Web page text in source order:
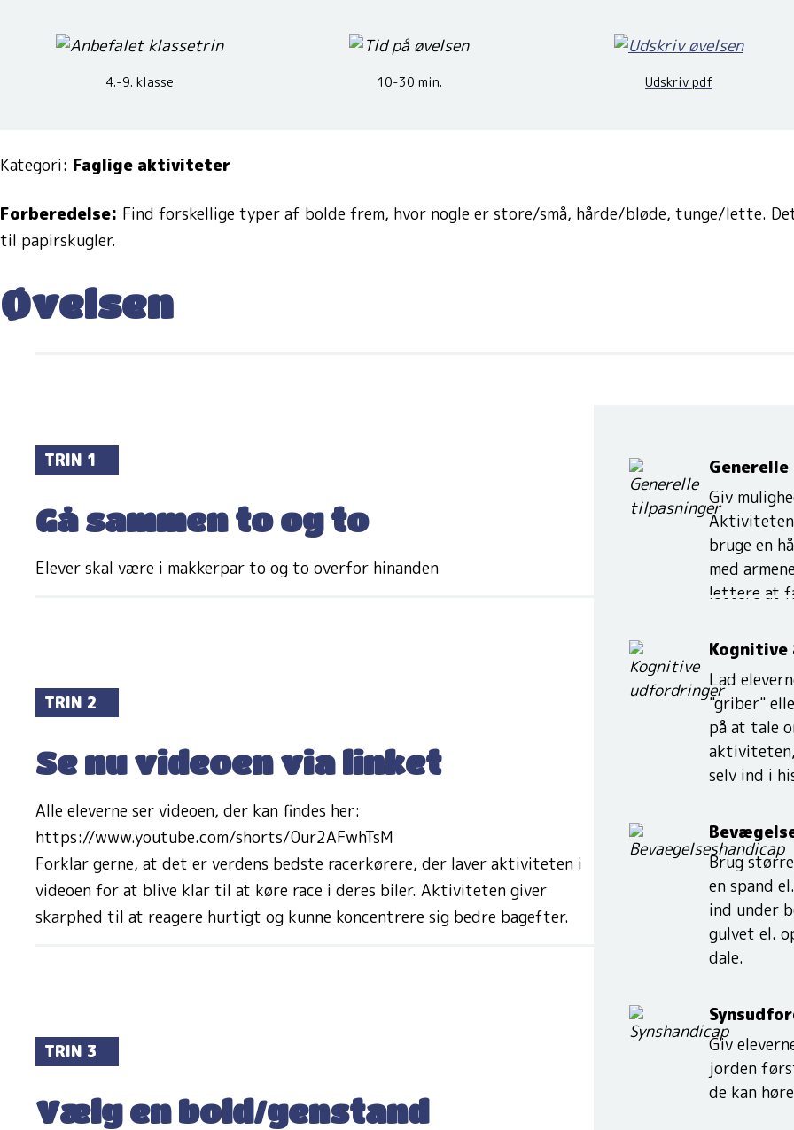
4.-9. klasse 10-30 min. Udskriv pdf
Kategori: Faglige aktiviteter
Forberedelse: Find forskellige typer af bolde frem, hvor nogle er store/små, hårde/bløde, tunge/lette.
til papirskugler.
Giv
Aktiviteten
bruge en
med
lettere at
Kognitive
Lad
"griber"
på at tale
selv ind i
Brug
en spand
ind under
gulvet el.
dale.
Giv
jorden
de kan
Øvelsen
TRIN 1
Gå sammen to og to
Elever skal være i makkerpar to og to overfor hinanden
TRIN 2
Se nu videoen via linket
Alle eleverne ser videoen, der kan findes her:
https://www.youtube.com/shorts/0ur2AFwhTsM
Forklar gerne, at det er verdens bedste racerkørere, der laver aktiviteten i
videoen for at blive klar til at køre race i deres biler. Aktiviteten giver
skarphed til at reagere hurtigt og kunne koncentrere sig bedre bagefter.
TRIN 3
Vælg en bold/genstand